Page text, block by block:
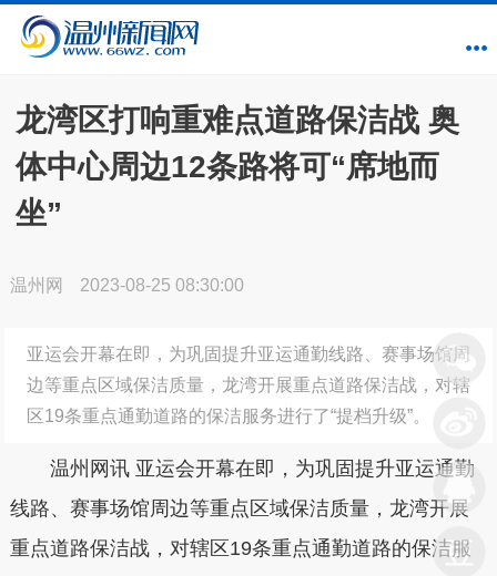
龙湾区打响重难点道路保洁战 奥
体中心周边12条路将可“席地而
坐”
温州网 2023-08-25 08:30:00
亚运会开幕在即，为巩固提升亚运通勤线路、赛事场馆周
边等重点区域保洁质量，龙湾开展重点道路保洁战，对辖
区19条重点通勤道路的保洁服务进行了“提档升级”。
温州网讯 亚运会开幕在即，为巩固提升亚运通勤
线路、赛事场馆周边等重点区域保洁质量，龙湾开展
重点道路保洁战，对辖区19条重点通勤道路的保洁服